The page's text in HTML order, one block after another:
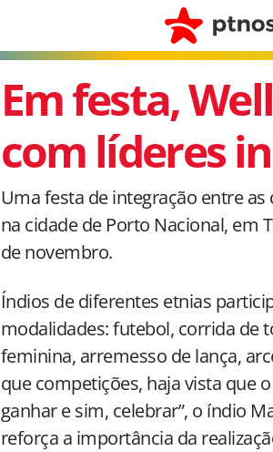
Em festa,
com líderes
Uma festa de integração entre
na cidade de Porto Nacional, em
de novembro.
Índios de diferentes etnias
modalidades: futebol, corrida de
feminina, arremesso de lança,
que competições, haja vista que
ganhar e sim, celebrar”, o índio
reforça a importância da